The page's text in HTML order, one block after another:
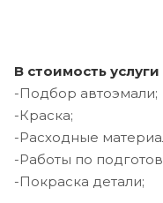
В стоимость
-Подбор автоэмали;
-Краска;
-Расходные
-Работы по
-Покраска детали;